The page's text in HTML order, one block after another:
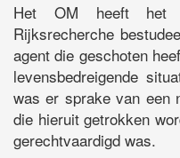
Het OM heeft het
Rijksrecherche
agent die geschoten
levensbedreigende
was er sprake van een
die hieruit getrokken
gerechtvaardigd was.